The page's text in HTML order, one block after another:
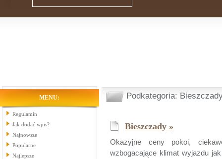
MENU:
Regulamin
Jak dodać wpis?
Najnowsze
Popularne
Najlepsze
Podkategoria:
Bieszczady »
Okazyjne ceny pokoi,
wzbogacające klimat wyjazdu